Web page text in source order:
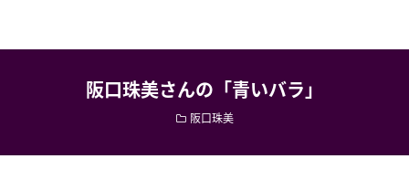
阪口珠美さんの「青いバラ」
阪口珠美